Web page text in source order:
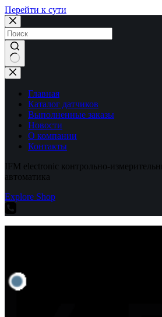
Перейти к сути
Ничего
не
найденоГлавная
Каталог датчиков
Выполненные заказы
Новости
О компании
Контакты
IFM electronic контрольно-
автоматика
Explore Shop